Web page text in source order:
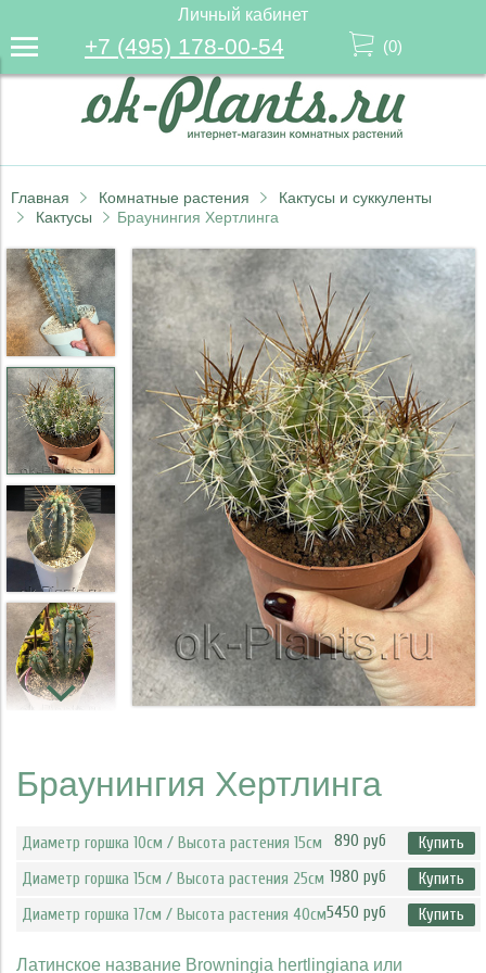
Личный кабинет
+7 (495) 178-00-54 (0)
Главная Комнатные растения
Кактусы и суккуленты
Кактусы
Браунингия Хертлинга
Браунингия Хертлинга
Диаметр горшка 10см / Высота растения 15см 890 руб
Купить
Диаметр горшка 15см / Высота растения 25см 1980 руб
Купить
Диаметр горшка 17см / Высота растения 40см5450 руб Купить
Латинское название Browningia hertlingiana или